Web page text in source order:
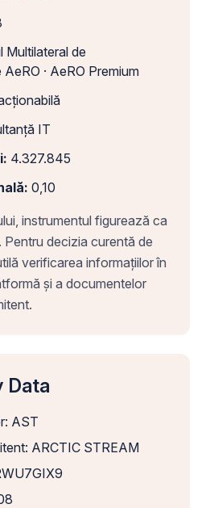
Multilateral de
· AeRO Premium
IT
4.327.845
0,10
instrumentul figurează ca
decizia curentă de
verificarea informațiilor în
și a documentelor
Data
AST
ARCTIC STREAM